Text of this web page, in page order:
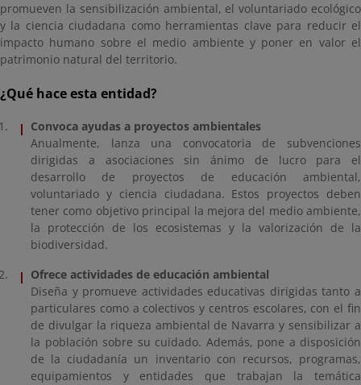
promueven la sensibilización ambiental, el voluntariado ecológico
y la ciencia ciudadana como herramientas clave para reducir el
impacto humano sobre el medio ambiente y poner en valor el
patrimonio natural del territorio.
¿Qué hace esta entidad?
Convoca ayudas a proyectos ambientales
Anualmente, lanza una convocatoria de subvenciones
dirigidas a asociaciones sin ánimo de lucro para el
desarrollo de proyectos de educación ambiental,
voluntariado y ciencia ciudadana. Estos proyectos deben
tener como objetivo principal la mejora del medio ambiente,
la protección de los ecosistemas y la valorización de la
biodiversidad.
Ofrece actividades de educación ambiental
Diseña y promueve actividades educativas dirigidas tanto a
particulares como a colectivos y centros escolares, con el fin
de divulgar la riqueza ambiental de Navarra y sensibilizar a
la población sobre su cuidado. Además, pone a disposición
de la ciudadanía un inventario con recursos, programas,
equipamientos y entidades que trabajan la temática